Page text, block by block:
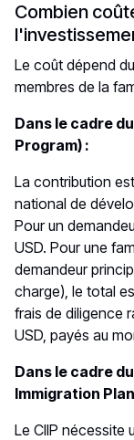
Combien
Le coût dépend
membres de la
Dans le cadre
Program) :
La contribution
national de
Pour un
USD. Pour une
demandeur
charge), le total
frais de diligence
USD, payés au
Dans le cadre
Immigration
Le CIIP nécessite